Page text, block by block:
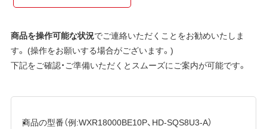
商品を操作可能な状況でご連絡いただくことをお勧めいたしま
す。 (操作をお願いする場合がございます。)
下記をご確認・ご準備いただくとスムーズにご案内が可能です。
商品の型番（例:WXR18000BE10P、HD-SQS8U3-A）